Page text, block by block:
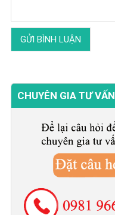
CHUYÊN GIA TƯ VẤN